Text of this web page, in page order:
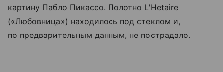
картину Пабло Пикассо. Полотно L'Hetaire
(«Любовница») находилось под стеклом и,
по предварительным данным, не пострадало.